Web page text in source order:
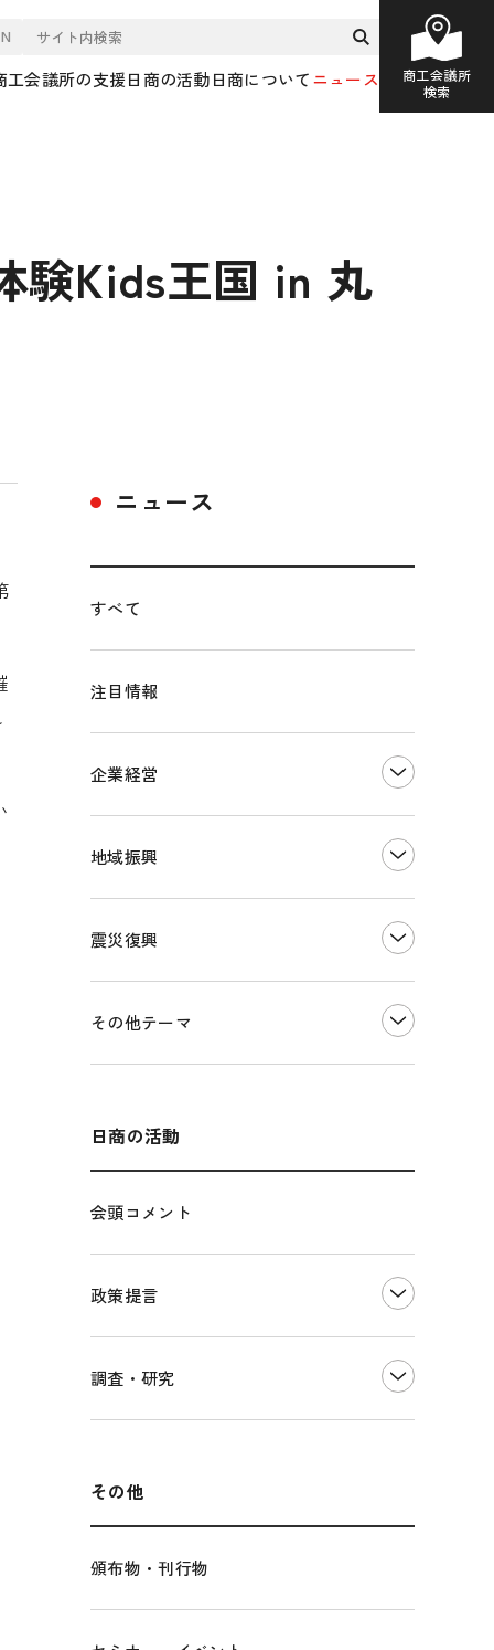
工会議所の支援日商の活動日商についてニュース
商工会議所
検索
験Kids王国 in 丸
ニュース
すべて
注目情報
企業経営
地域振興
震災復興
その他テーマ
多様な人材の活躍推進
各種制度・助成金
パートナーシップ構築宣言
海外展開イニシアティブ
輸出管理体制構築支援
日商の活動
会頭コメント
政策提言
国土強靭化・社会基盤整備・震災復興
調査・研究
その他
頒布物・刊行物